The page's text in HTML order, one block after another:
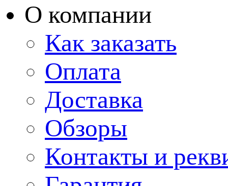
О компании
Как заказать
Оплата
Доставка
Обзоры
Контакты и